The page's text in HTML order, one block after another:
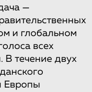
—
и глобальном
всех
В течение двух
Европы